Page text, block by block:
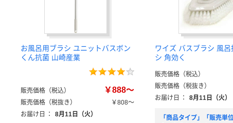
お風呂用ブラシ ユニットバスボン
くん抗菌 山崎産業
販売価格（税込） ￥888～
販売価格（税抜き）
￥808～
お届け日
： 8月11日（火）
ワイズ バスブラシ 風呂
シ 角効く
販売価格（税込）
販売価格（税抜き）
お届け日
： 8月11日（火）
「商品タイプ」「販売単位